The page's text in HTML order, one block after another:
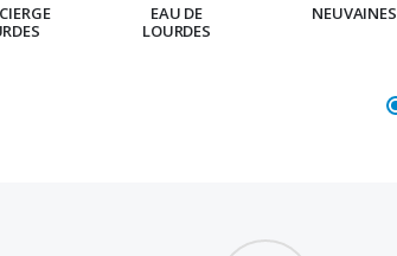
EAU DE
LOURDES
NEUVAINES